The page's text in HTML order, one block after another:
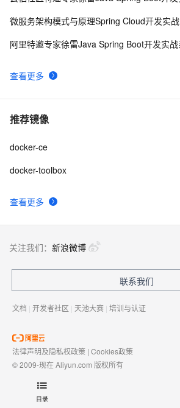
目录
查看更多
微服务架构模式与原理Spring Cloud开发实战
推荐镜像
查看更多
docker-ce
docker-toolbox
关注我们： 新浪微博
联系我们
文档 | 开发者社区 | 天池大赛 | 培训与认证
法律声明及隐私权政策 | Cookies政策
© 2009-现在 Aliyun.com 版权所有
域名注册服务机构许可：